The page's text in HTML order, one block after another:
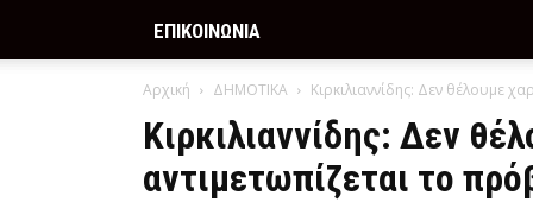
ΕΠΙΚΟΙΝΩΝΙΑ
Αρχική ΔΗΜΟΤΙΚΑ Κιρκιλιαννίδης: Δεν θέλουμε
Κιρκιλιαννίδης: Δεν
αντιμετωπίζεται το